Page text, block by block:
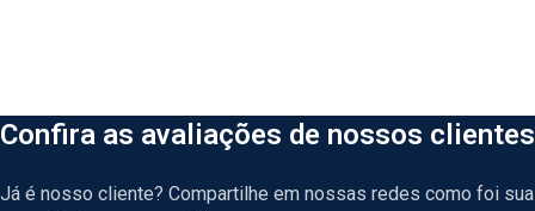
Confira as avaliações de nossos clientes
Já é nosso cliente? Compartilhe em nossas redes como foi sua